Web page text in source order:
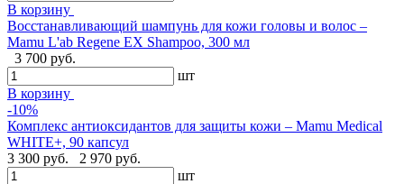
В корзину
Восстанавливающий шампунь для кожи головы и волос –
Mamu L'ab Regene EX Shampoo, 300 мл
3 700 руб.
шт
В корзину
-10%
Комплекс антиоксидантов для защиты кожи – Mamu Medical
WHITE+, 90 капсул
3 300 руб.
2 970 руб.
шт